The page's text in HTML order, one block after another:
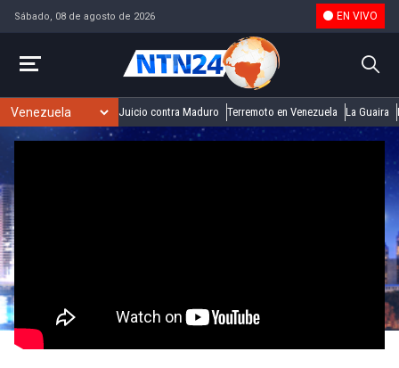
Sábado, 08 de agosto de 2026 EN VIVO
Juicio contra Maduro Terremoto en Venezuela La Guaira